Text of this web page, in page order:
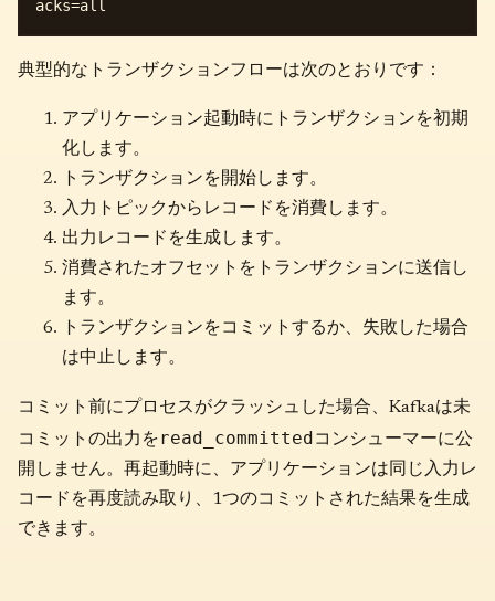
典型的なトランザクションフローは次のとおりです：
アプリケーション起動時にトランザクションを初期
化します。
トランザクションを開始します。
入力トピックからレコードを消費します。
出力レコードを生成します。
消費されたオフセットをトランザクションに送信し
ます。
トランザクションをコミットするか、失敗した場合
は中止します。
コミット前にプロセスがクラッシュした場合、Kafkaは未
コミットの出力をread_committedコンシューマーに公
開しません。再起動時に、アプリケーションは同じ入力レ
コードを再度読み取り、1つのコミットされた結果を生成
できます。